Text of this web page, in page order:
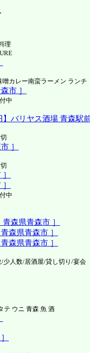
理
カレー南蛮ラーメン ランチ
市 ］
中
】バリヤス酒場 青森駅
］
中
森県青森市 ］
森県青森市 ］
森県青森市 ］
人数/居酒屋/貸し切り/宴会
ウニ 青森 魚 酒